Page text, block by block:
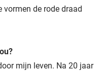
vormen de rode draad
mijn leven. Na 20 jaar